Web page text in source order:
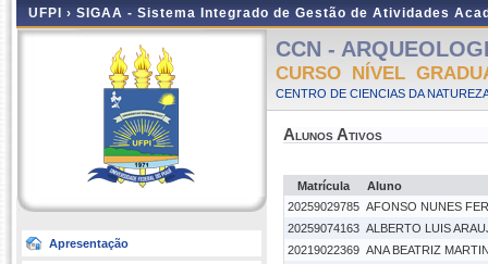
UFPI › SIGAA - Sistema Integrado de Gestão de Atividades
Apresentação
CCN -
CURSO NÍVEL
CENTRO DE CIENCIAS DA
Alunos Ativos
Matrícula
Aluno
20259029785 AFONSO NUNES
20259074163 ALBERTO LUIS
20219022369 ANA BEATRIZ